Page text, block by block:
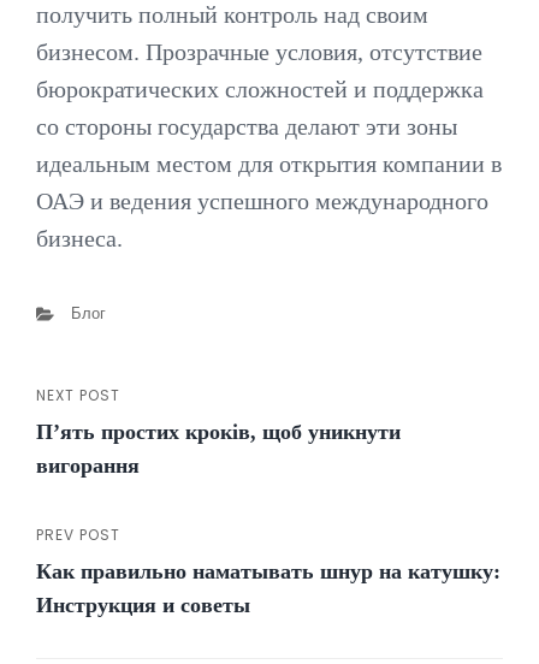
получить полный контроль над своим
бизнесом. Прозрачные условия, отсутствие
бюрократических сложностей и поддержка
со стороны государства делают эти зоны
идеальным местом для открытия компании в
ОАЭ и ведения успешного международного
бизнеса.
Categories
Блог
Навігація
записів
Previous
Post
PREV POST
Как правильно наматывать шнур на катушку:
Инструкция и советы
Next
Post
NEXT POST
П’ять простих кроків, щоб уникнути
вигорання